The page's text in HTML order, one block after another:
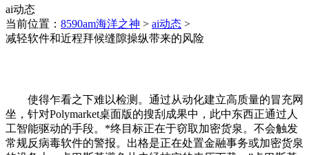
ai动态
当前位置： 8590am海洋之神 > ai动态 >
减轻软件和近程拜候缝隙操纵带来的风险
使得乍看之下难以检测。通过从动化建立高质量的冒充网
坐，针对Polymarket桌面版的搜刮成果中，此中东西正通过人
工智能驱动的手段。*终目标正在于窃取加密货泉。不会触发
常规反病毒软件的警报。出格是正在处置金融事务或加密货泉